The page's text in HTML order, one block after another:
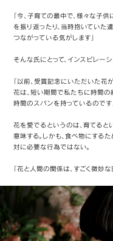
「今、子育ての最中で、様々な子
を振り返ったり、当時抱いていた
つながっている気がします」
そんな氏にとって、インスピレー
「以前、受賞記念にいただいた花
花は、短い期間で私たちに時間
時間のスパンを持っているのです
花を愛でるというのは、育てると
意味する。しかも、食べ物にする
対に必要な行為ではない。
「花と人間の関係は、すごく微妙